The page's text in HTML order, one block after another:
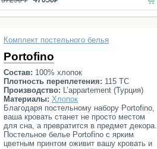
Комплект постельного белья
Portofino
Состав: 100% хлопок
Плотность переплетения: 115 ТС
Производство: L’appartement (Турция)
Материалы: Хлопок
Благодаря постельному набору Portofino,
ваша кровать станет не просто местом
для сна, а превратится в предмет декора.
Постельное белье Portofino с ярким
цветным принтом оживит вашу кровать и